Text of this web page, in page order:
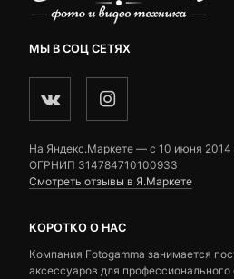
МЫ В СОЦ СЕТЯХ
На Яндекс.Маркете — c 10 июня 2014
ОГРНИП 314784710100933
Смотреть отзывы в Я.Маркете
КОРОТКО О НАС
Компания Fotogamma занимается
аксессуаров для